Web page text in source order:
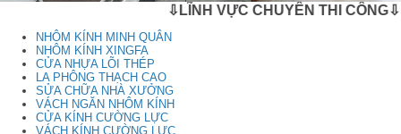
⇩LĨNH VỰC CHUYÊN THI CÔNG⇩
NHÔM KÍNH MINH QUÂN
NHÔM KÍNH XINGFA
CỬA NHỰA LÕI THÉP
LA PHÔNG THẠCH CAO
SỬA CHỮA NHÀ XƯỞNG
VÁCH NGĂN NHÔM KÍNH
CỬA KÍNH CƯỜNG LỰC
VÁCH KÍNH CƯỜNG LỰC